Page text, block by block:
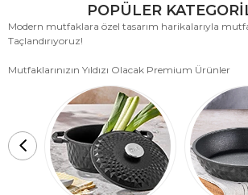
POPÜLER
Modern mutfaklara özel tasarım harikalarıyla
Taçlandırıyoruz!
Mutfaklarınızın Yıldızı Olacak Premium Ürünler